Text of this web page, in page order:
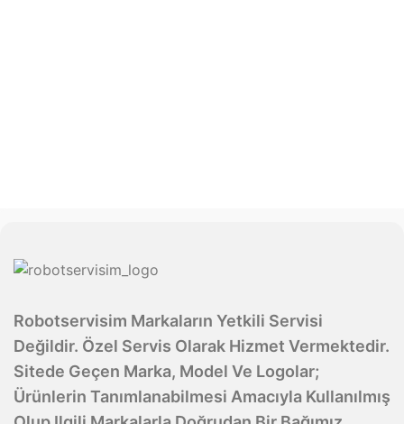
Robotservisim Markaların Yetkili Servisi
Değildir. Özel Servis Olarak Hizmet Vermektedir.
Sitede Geçen Marka, Model Ve Logolar;
Ürünlerin Tanımlanabilmesi Amacıyla Kullanılmış